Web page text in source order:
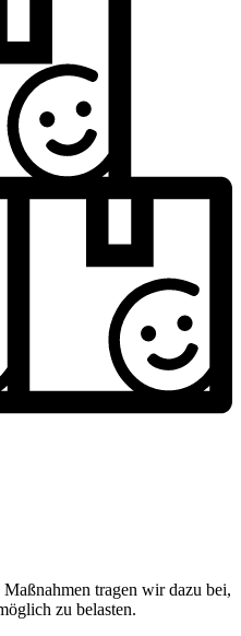
tragen wir dazu bei,
zu belasten.